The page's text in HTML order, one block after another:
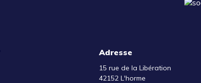
Adresse
15 rue de la Libération
42152 L'horme